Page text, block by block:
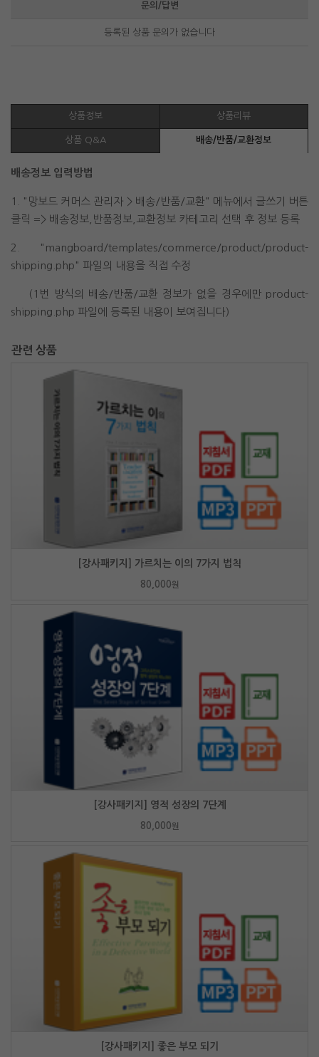
문의/답변
등록된 상품 문의가 없습니다
상품정보 상품리뷰
상품 Q&A 배송/반품/교환정보
배송정보 입력방법
1. "망보드 커머스 관리자 > 배송/반품/교환" 메뉴에서 글쓰기 버튼
클릭 => 배송정보,반품정보,교환정보 카테고리 선택 후 정보 등록
2. "mangboard/templates/commerce/product/product-
shipping.php" 파일의 내용을 직접 수정
(1번 방식의 배송/반품/교환 정보가 없을 경우에만 product-
shipping.php 파일에 등록된 내용이 보여집니다)
관련 상품
[강사패키지] 가르치는 이의 7가지 법칙
80,000원
[강사패키지] 영적 성장의 7단계
80,000원
[강사패키지] 좋은 부모 되기